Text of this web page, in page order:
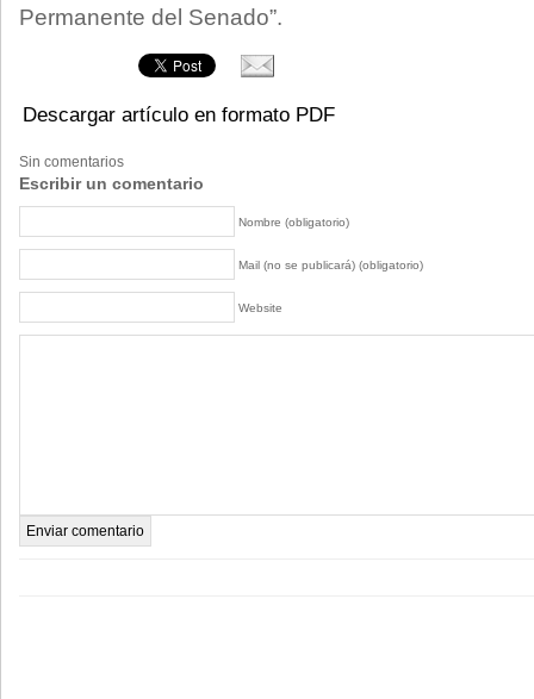
Permanente del Senado”.
Descargar artículo en formato PDF
Sin comentarios
Escribir un comentario
Nombre (obligatorio)
Mail (no se publicará) (obligatorio)
Website